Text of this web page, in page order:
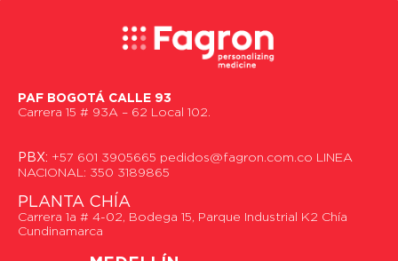
PAF BOGOTÁ CALLE 93
Carrera 15 # 93A – 62 Local 102.
PBX: +57 601 3905665 pedidos@fagron.com.co LINEA
NACIONAL: 350 3189865
PLANTA CHÍA
Carrera 1a # 4-02, Bodega 15, Parque Industrial K2 Chía
Cundinamarca